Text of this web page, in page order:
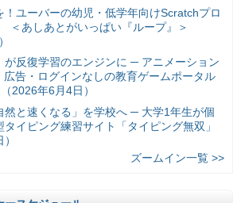
！ユーバーの幼児・低学年向けScratchプロ
あしあとがいっぱい『ループ』＞
が反復学習のエンジンに ─ アニメーション
広告・ログインなしの教育ゲームポータル
2026年6月4日）
然と速くなる」を学校へ ─ 大学1年生が個
タイピング練習サイト「タイピング無双」
ズームイン一覧 >>